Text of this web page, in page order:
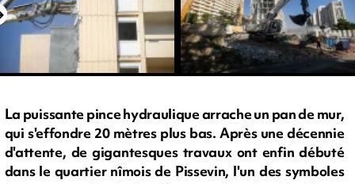
La puissante pince hydraulique arrache un pan de mur,
qui s'effondre 20 mètres plus bas. Après une décennie
d'attente, de gigantesques travaux ont enfin débuté
dans le quartier nîmois de Pissevin, l'un des symboles